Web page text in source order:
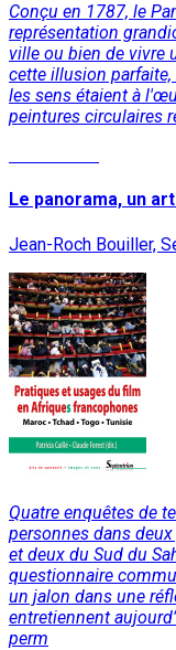
Conçu en 1787, le
représentation
ville ou bien de vivre
cette illusion
les sens étaient à
peintures circulaires
Le panorama, un
Jean-Roch Bouiller,
Quatre enquêtes de
personnes dans
et deux du Sud du
questionnaire
un jalon dans une
entretiennent
perm